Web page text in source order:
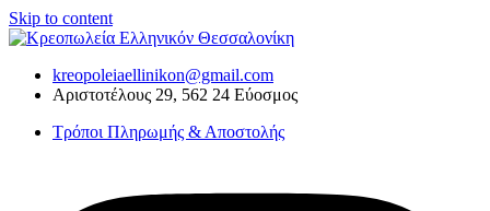
Skip to content
kreopoleiaellinikon@gmail.com
Αριστοτέλους 29, 562 24 Εύοσμος
Τρόποι Πληρωμής & Αποστολής